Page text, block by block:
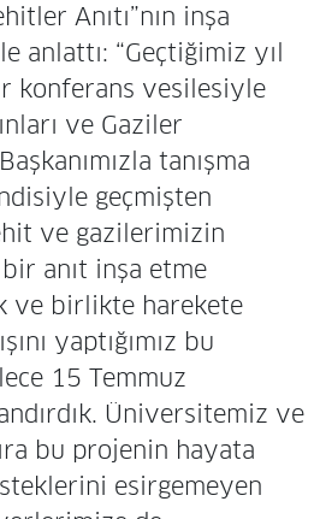
Anıtı”nın inşa
anlattı: “Geçtiğimiz yıl
konferans vesilesiyle
ve Gaziler
tanışma
geçmişten
ve gazilerimizin
bir anıt inşa etme
ve birlikte harekete
yaptığımız bu
15 Temmuz
Üniversitemiz ve
bu projenin hayata
esirgemeyen